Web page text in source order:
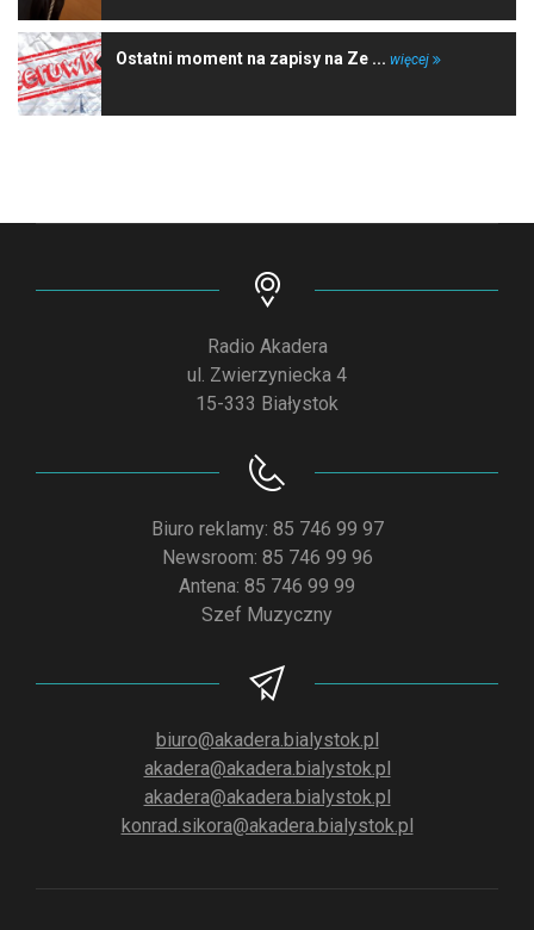
Ostatni moment na zapisy na Ze ... więcej
Radio Akadera
ul. Zwierzyniecka 4
15-333 Białystok
Biuro reklamy: 85 746 99 97
Newsroom: 85 746 99 96
Antena: 85 746 99 99
Szef Muzyczny
biuro@akadera.bialystok.pl
akadera@akadera.bialystok.pl
akadera@akadera.bialystok.pl
konrad.sikora@akadera.bialystok.pl